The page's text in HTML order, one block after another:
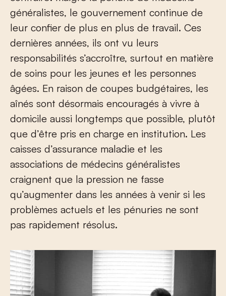
généralistes, le gouvernement continue de
leur confier de plus en plus de travail. Ces
dernières années, ils ont vu leurs
responsabilités s’accroître, surtout en matière
de soins pour les jeunes et les personnes
âgées. En raison de coupes budgétaires, les
aînés sont désormais encouragés à vivre à
domicile aussi longtemps que possible, plutôt
que d’être pris en charge en institution. Les
caisses d’assurance maladie et les
associations de médecins généralistes
craignent que la pression ne fasse
qu’augmenter dans les années à venir si les
problèmes actuels et les pénuries ne sont
pas rapidement résolus.